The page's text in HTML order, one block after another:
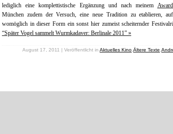
lediglich eine komplettistische Ergänzung und nach meinem
München zudem der Versuch, eine neue Tradition zu etablieren,
womöglich in dieser Form ein sonst hier zumeist scheiternder
“Später Vogel sammelt Wurmkadaver: Berlinale 2011” »
August 17, 2011 | Veröffentlicht in Aktuelles Kino Ältere Texte